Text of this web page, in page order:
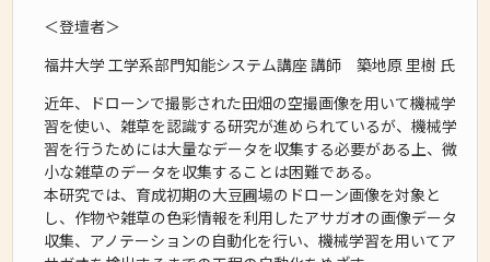
＜登壇者＞
福井大学 工学系部門知能システム講座 講師 築地原 里樹 氏
近年、ドローンで撮影された田畑の空撮画像を用いて機械学
習を使い、雑草を認識する研究が進められているが、機械学
習を行うためには大量なデータを収集する必要がある上、微
小な雑草のデータを収集することは困難である。
本研究では、育成初期の大豆圃場のドローン画像を対象と
し、作物や雑草の色彩情報を利用したアサガオの画像データ
収集、アノテーションの自動化を行い、機械学習を用いてア